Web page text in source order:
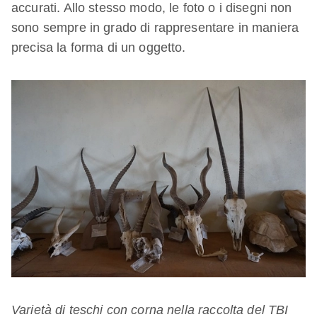
accurati. Allo stesso modo, le foto o i disegni non
sono sempre in grado di rappresentare in maniera
precisa la forma di un oggetto.
Varietà di teschi con corna nella raccolta del TBI